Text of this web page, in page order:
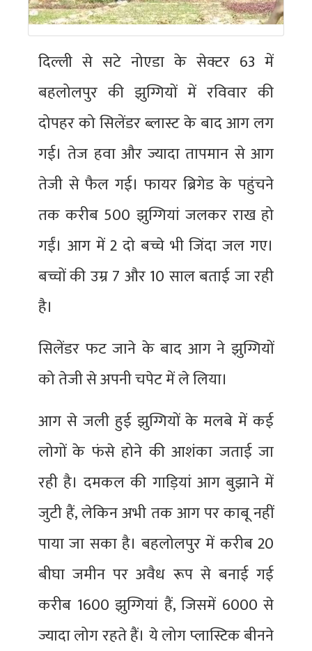
दिल्ली से सटे नोएडा के सेक्टर 63 में
बहलोलपुर की झुग्गियों में रविवार की
दोपहर को सिलेंडर ब्लास्ट के बाद आग लग
गई। तेज हवा और ज्यादा तापमान से आग
तेजी से फैल गई। फायर ब्रिगेड के पहुंचने
तक करीब 500 झुग्गियां जलकर राख हो
गईं। आग में 2 दो बच्चे भी जिंदा जल गए।
बच्चों की उम्र 7 और 10 साल बताई जा रही
है।
सिलेंडर फट जाने के बाद आग ने झुग्गियों
को तेजी से अपनी चपेट में ले लिया।
आग से जली हुई झुग्गियों के मलबे में कई
लोगों के फंसे होने की आशंका जताई जा
रही है। दमकल की गाड़ियां आग बुझाने में
जुटी हैं, लेकिन अभी तक आग पर काबू नहीं
पाया जा सका है। बहलोलपुर में करीब 20
बीघा जमीन पर अवैध रूप से बनाई गई
करीब 1600 झुग्गियां हैं, जिसमें 6000 से
ज्यादा लोग रहते हैं। ये लोग प्लास्टिक बीनने